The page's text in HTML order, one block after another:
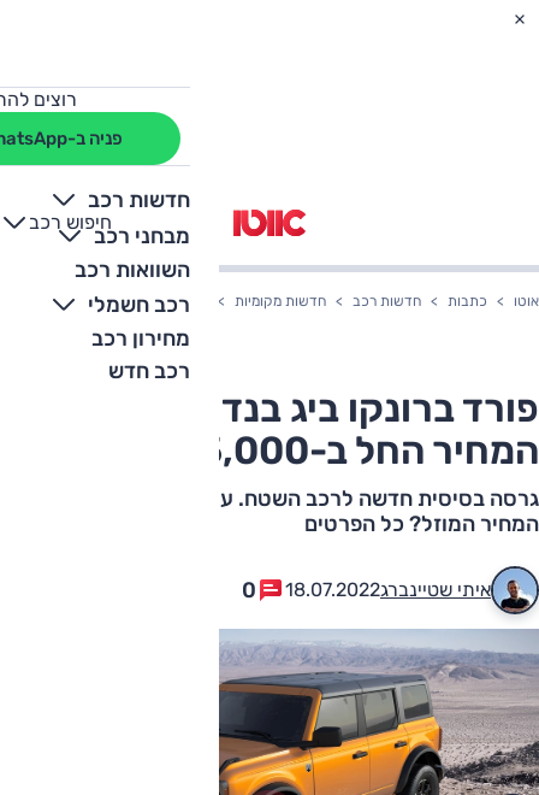
רוצים
פניה ב-WhatsApp
חדשות רכב
מבחני רכב
השוואות רכב
רכב חשמלי
מחירון רכב
רכב חדש
חיפוש רכב
+
-
אוטו כתבות חדשות רכב חדשות מקומיות פורד ברונקו ביג בנד בישראל – המחיר החל ב-
פורד ברונקו ביג בנד בישראל –
המחיר החל ב-335,000 שקלים
גרסה בסיסית חדשה לרכב השטח. על מה מוותרים למען
המחיר המוזל? כל הפרטים
איתי שטיינברג18.07.2022
0